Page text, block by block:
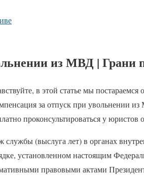
из МВД | Грани
в этой статье мы постараемся
за отпуск при увольнении
проконсультироваться у юристов
службы (выслуга лет) в органах
установленном настоящим
правовыми актами